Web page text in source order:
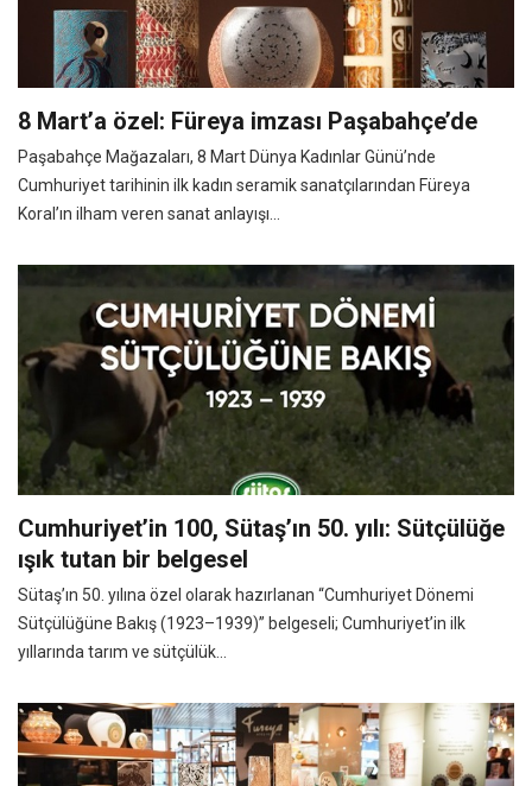
8 Mart’a özel: Füreya imzası Paşabahçe’de
Paşabahçe Mağazaları, 8 Mart Dünya Kadınlar Günü’nde
Cumhuriyet tarihinin ilk kadın seramik sanatçılarından Füreya
Koral’ın ilham veren sanat anlayışı...
Cumhuriyet’in 100, Sütaş’ın 50. yılı: Sütçülüğe
ışık tutan bir belgesel
Sütaş’ın 50. yılına özel olarak hazırlanan “Cumhuriyet Dönemi
Sütçülüğüne Bakış (1923–1939)” belgeseli; Cumhuriyet’in ilk
yıllarında tarım ve sütçülük...